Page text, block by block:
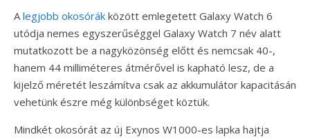
Alegjobb okosórák között emlegetett Galaxy Watch 6
utódja nemes egyszerűséggel Galaxy Watch 7 név alatt
mutatkozott be a nagyközönség előtt és nemcsak 40-,
hanem 44 milliméteres átmérővel is kapható lesz, de a
kijelző méretét leszámítva csak az akkumulátor kapacitásán
vehetünk észre még különbséget köztük.
Mindkét okosórát az új Exynos W1000-es lapka hajtja